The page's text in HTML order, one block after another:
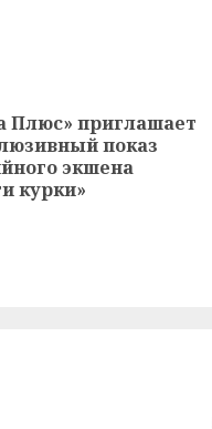
Плюс» приглашает
показ
экшена
курки»